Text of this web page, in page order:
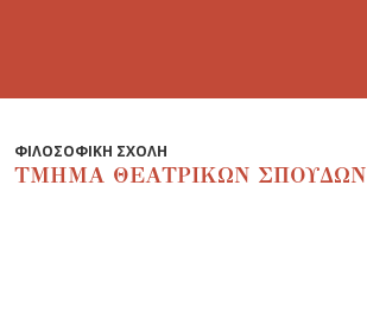
ΦΙΛΟΣΟΦΙΚΗ ΣΧΟΛΗ
ΤΜΗΜΑ ΘΕΑΤΡΙΚΩΝ ΣΠΟΥΔΩΝ